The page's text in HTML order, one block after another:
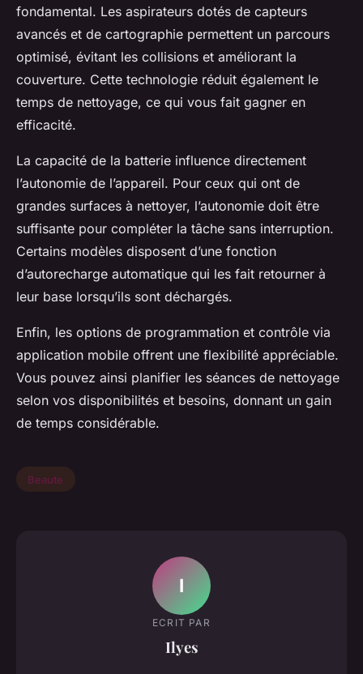
fondamental. Les aspirateurs dotés de capteurs
avancés et de cartographie permettent un parcours
optimisé, évitant les collisions et améliorant la
couverture. Cette technologie réduit également le
temps de nettoyage, ce qui vous fait gagner en
efficacité.
La capacité de la batterie influence directement
l’autonomie de l’appareil. Pour ceux qui ont de
grandes surfaces à nettoyer, l’autonomie doit être
suffisante pour compléter la tâche sans interruption.
Certains modèles disposent d’une fonction
d’autorecharge automatique qui les fait retourner à
leur base lorsqu’ils sont déchargés.
Enfin, les options de programmation et contrôle via
application mobile offrent une flexibilité appréciable.
Vous pouvez ainsi planifier les séances de nettoyage
selon vos disponibilités et besoins, donnant un gain
de temps considérable.
Beaute
I
ECRIT PAR
Ilyes